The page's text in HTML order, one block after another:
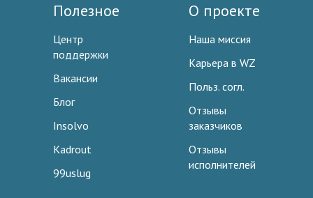
Полезное
Центр
поддержки
Вакансии
Блог
Insolvo
Kadrout
99uslug
О проекте
Наша миссия
Карьера в WZ
Польз. согл.
Отзывы
заказчиков
Отзывы
исполнителей